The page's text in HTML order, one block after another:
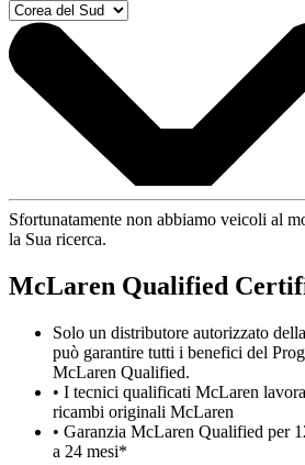
Sfortunatamente non abbiamo veicoli al
la Sua ricerca.
McLaren Qualified
Solo un distributore autorizzato
può garantire tutti i benefici del
McLaren Qualified.
• I tecnici qualificati McLaren
ricambi originali McLaren
• Garanzia McLaren Qualified per
a 24 mesi*